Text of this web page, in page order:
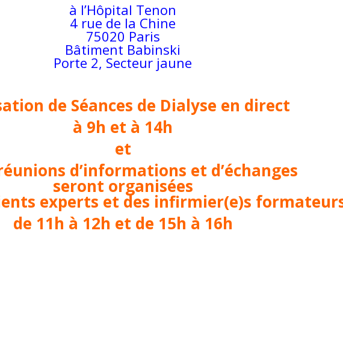
à l’Hôpital Tenon
4 rue de la Chine
75020 Paris
Bâtiment Babinski
Porte 2, Secteur jaune
de Séances de Dialyse en direct
à 9h et à 14h
et
d’informations et d’échanges
seront organisées
experts et des infirmier(e)s
de 11h à 12h et de 15h à 16h